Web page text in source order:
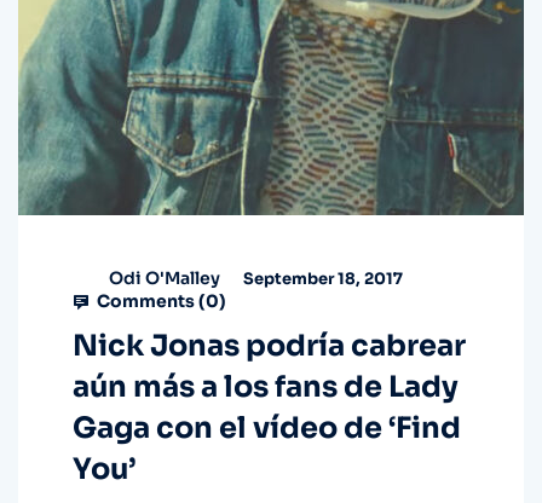
Odi O'Malley September 18, 2017
Comments (0)
Nick Jonas podría cabrear
aún más a los fans de Lady
Gaga con el vídeo de ‘Find
You’